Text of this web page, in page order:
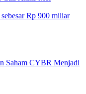
Rp 900 miliar
Saham CYBR Menjadi